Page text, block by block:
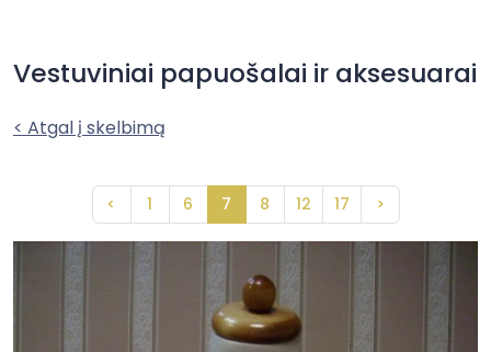
Vestuviniai papuošalai ir aksesuarai
< Atgal į skelbimą
< 1 6 7 8 12 17 >